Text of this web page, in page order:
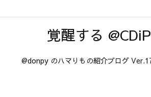
覚醒する
@donpy のハマりもの紹介ブログ